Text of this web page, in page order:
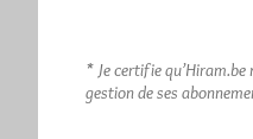
* Je certifie
gestion de ses